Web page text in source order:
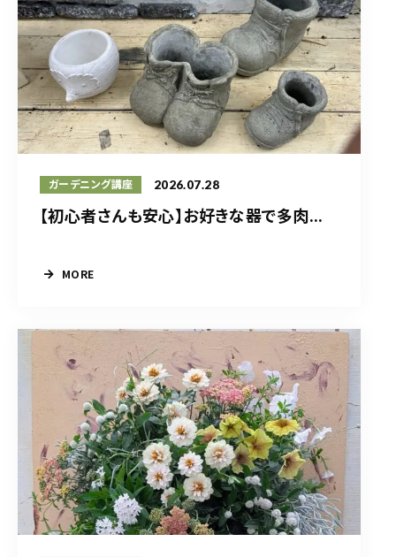
ガーデニング講座 2026.07.28
【初心者さんも安心】お好きな器で多肉...
MORE